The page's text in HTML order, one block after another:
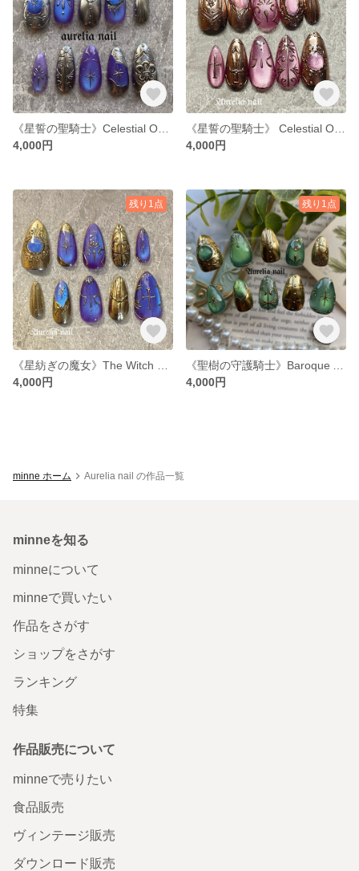
4,000円
4,000円
残り1点
4,000円
残り1点
4,000円
minne ホーム Aurelia nail の作品一覧
minneを知る
minneについて
minneで買いたい
作品をさがす
ショップをさがす
ランキング
特集
作品販売について
minneで売りたい
食品販売
ヴィンテージ販売
ダウンロード販売